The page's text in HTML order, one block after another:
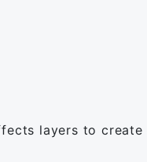
layers to create